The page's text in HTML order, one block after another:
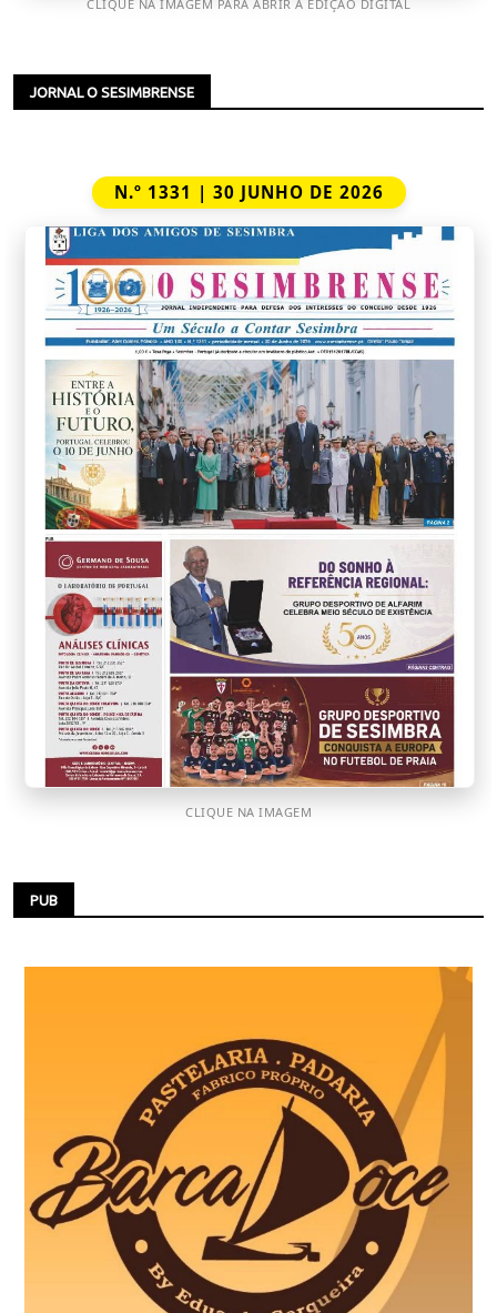
CLIQUE NA IMAGEM PARA ABRIR A EDIÇÃO DIGITAL
JORNAL O SESIMBRENSE
N.º 1331 | 30 JUNHO DE 2026
CLIQUE NA IMAGEM
PUB